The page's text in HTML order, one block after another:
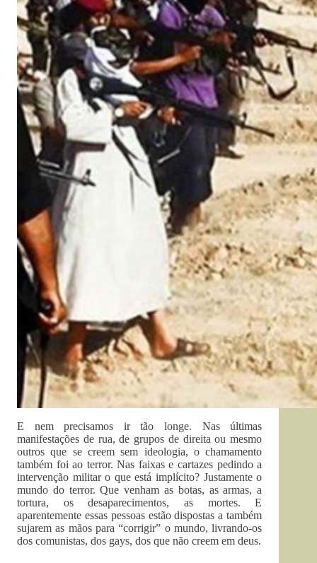
E nem precisamos ir tão longe. Nas últimas
manifestações de rua, de grupos de direita ou mesmo
outros que se creem sem ideologia, o chamamento
também foi ao terror. Nas faixas e cartazes pedindo a
intervenção militar o que está implícito? Justamente o
mundo do terror. Que venham as botas, as armas, a
tortura, os desaparecimentos, as mortes. E
aparentemente essas pessoas estão dispostas a também
sujarem as mãos para “corrigir” o mundo, livrando-os
dos comunistas, dos gays, dos que não creem em deus.